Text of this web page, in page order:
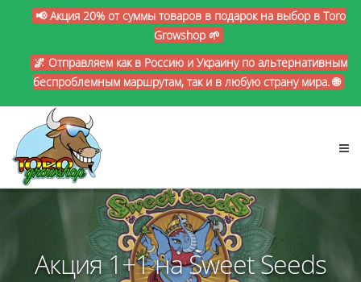
📢 Акция 20% от суммы товаров в подарок на выбор в Toro
Growshop 🌱
🌌 Отправляем как в Россию и Украину по альтернативным
беспроблемным маршрутам, так и в любую страну мира. 🌐
Акция 1+1 на Sweet Seeds